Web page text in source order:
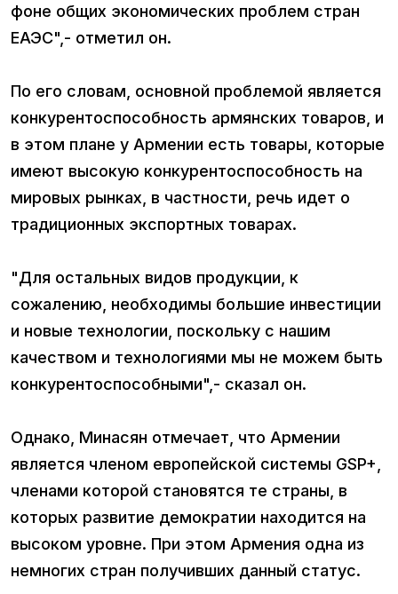
фоне общих экономических проблем стран
ЕАЭС",- отметил он.
По его словам, основной проблемой является
конкурентоспособность армянских товаров, и
в этом плане у Армении есть товары, которые
имеют высокую конкурентоспособность на
мировых рынках, в частности, речь идет о
традиционных экспортных товарах.
"Для остальных видов продукции, к
сожалению, необходимы большие инвестиции
и новые технологии, поскольку с нашим
качеством и технологиями мы не можем быть
конкурентоспособными",- сказал он.
Однако, Минасян отмечает, что Армении
является членом европейской системы GSP+,
членами которой становятся те страны, в
которых развитие демократии находится на
высоком уровне. При этом Армения одна из
немногих стран получивших данный статус.